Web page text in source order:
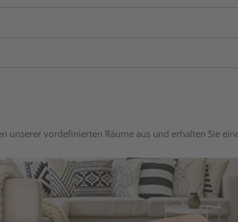
unserer vordefinierten Räume aus und erhalten Sie